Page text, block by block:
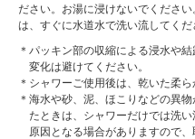
ださい。お湯に浸けないでくださ
は、すぐに水道水で洗い流してくだ
パッキン部の収縮による浸水や
変化は避けてください。
シャワーご使用後は、乾いた柔ら
海水や砂、泥、ほこりなどの異
たときは、シャワーだけでは洗
原因となる場合がありますので